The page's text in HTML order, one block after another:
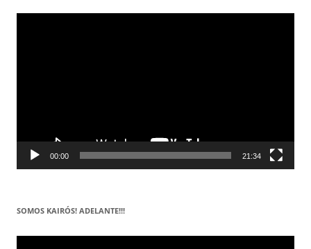
Reproductor
00:00 21:34
SOMOS KAIRÓS! ADELANTE!!!
Reproductor